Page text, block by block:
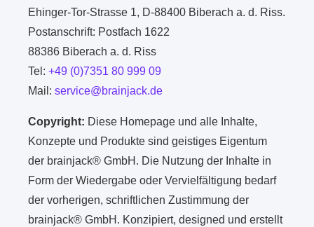
Ehinger-Tor-Strasse 1, D-88400 Biberach a. d. Riss.
Postanschrift: Postfach 1622
88386 Biberach a. d. Riss
Tel:+49 (0)7351 80 999 09
Mail:service@brainjack.de
Copyright: Diese Homepage und alle Inhalte,
Konzepte und Produkte sind geistiges Eigentum
der brainjack® GmbH. Die Nutzung der Inhalte in
Form der Wiedergabe oder Vervielfältigung bedarf
der vorherigen, schriftlichen Zustimmung der
brainjack® GmbH. Konzipiert, designed und erstellt